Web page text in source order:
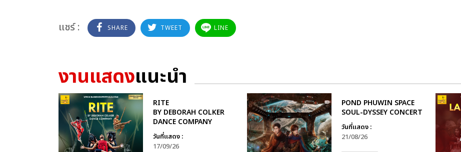
แชร์ : SHARE TWEET LINE
งานแสดงแนะนำ
RITE
BY DEBORAH COLKER
DANCE COMPANY
วันที่แสดง :
17/09/26
POND PHUWIN SPACE
SOUL-DYSSEY CONCERT
วันที่แสดง :
21/08/26